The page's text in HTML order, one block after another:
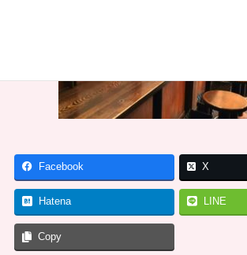
Facebook X
Hatena LINE
Copy